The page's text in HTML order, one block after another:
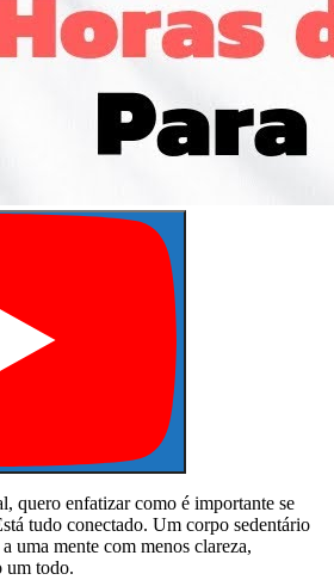
quero enfatizar como é importante se
tudo conectado. Um corpo sedentário
uma mente com menos clareza,
um todo.